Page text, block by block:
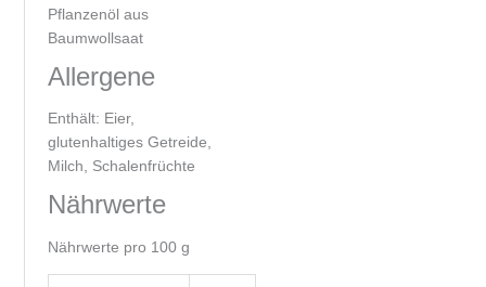
Pflanzenöl aus
Baumwollsaat
Allergene
Enthält: Eier,
glutenhaltiges Getreide,
Milch, Schalenfrüchte
Nährwerte
Nährwerte pro 100 g